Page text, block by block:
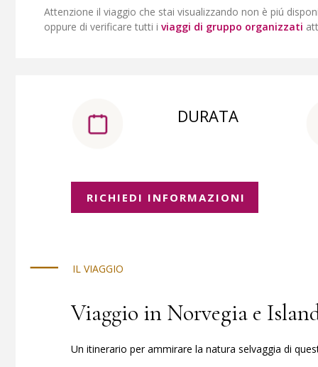
Attenzione il viaggio che stai visualizzando non è piú
oppure di verificare tutti i viaggi di gruppo organizzati
DURATA
RICHIEDI INFORMAZIONI
IL VIAGGIO
Viaggio in Norvegia e
Un itinerario per ammirare la natura selvaggia di